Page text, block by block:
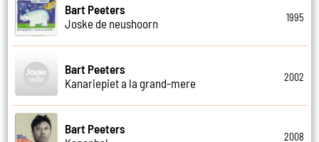
Bart Peeters
Joske de neushoorn
1995
Bart Peeters
Kanariepiet a la grand-mere
2002
Bart Peeters
2008